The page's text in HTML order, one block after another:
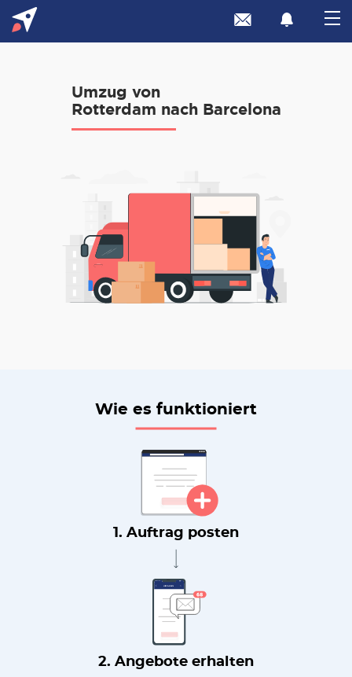
Umzug von
Rotterdam nach Barcelona
Wie es funktioniert
1. Auftrag posten
2. Angebote erhalten